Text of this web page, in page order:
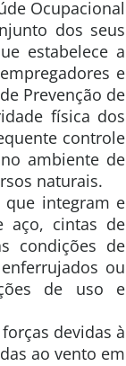
Ocupacional
dos seus
estabelece a
e
Prevenção de
física dos
controle
ambiente de
naturais.
que integram e
aço, cintas de
condições de
ou
de uso e
devidas à
ao vento em